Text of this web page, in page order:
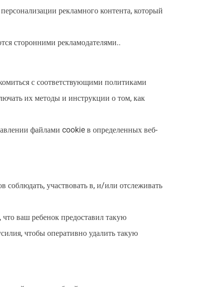
рекламного контента, который
сторонними рекламодателями..
с соответствующими политиками
их методы и инструкции о том, как
файлами cookie в определенных веб-
участвовать в, и/или отслеживать
ваш ребенок предоставил такую
чтобы оперативно удалить такую